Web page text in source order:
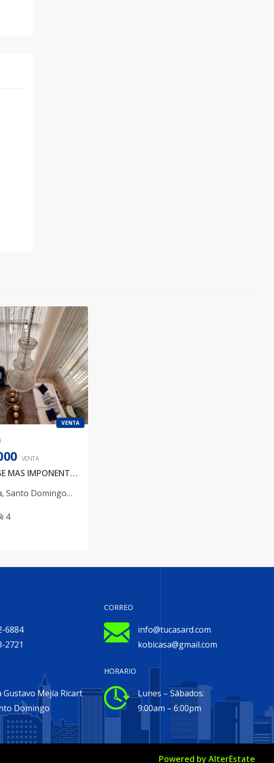
VENTA
VENTA
EL PENTHOUSE MAS IMPONENTE DE LA ESPERILLA CON TERRAZA JACUZZI PRIVADO, ESTUDIO, FAMILY ROOM, 3 HABITACIONES
, Santo Domingo
4
6884
2721
Gustavo Mejía Ricart
Domingo
CORREO
info@tucasard.com
kobicasa@gmail.com
HORARIO
Lunes – Sábados:
9:00am – 6:00pm
Powered by AlterEstate